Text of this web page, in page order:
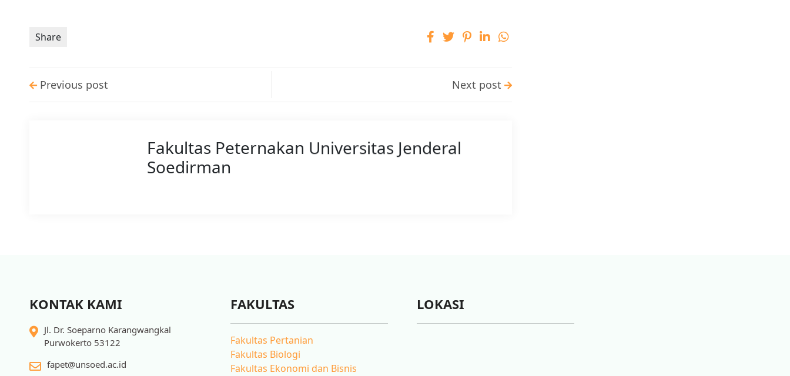
Share
Previous post Next post
Fakultas Peternakan Universitas Jenderal
Soedirman
KONTAK KAMI
Jl. Dr. Soeparno Karangwangkal
Purwokerto 53122
fapet@unsoed.ac.id
FAKULTAS
Fakultas Pertanian
Fakultas Biologi
Fakultas Ekonomi dan Bisnis
LOKASI